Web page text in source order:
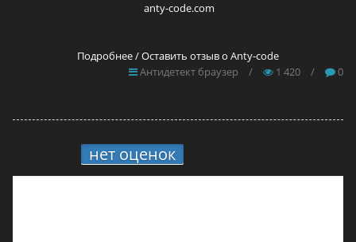
anty-code.com
Подробнее / Оставить отзыв о Anty-code
Антидетект браузер
/ 1 420 / 0
нет оценок